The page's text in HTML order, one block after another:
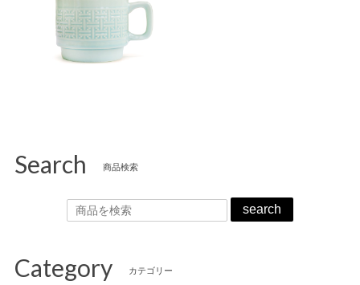
Search 商品検索
search
Category カテゴリー